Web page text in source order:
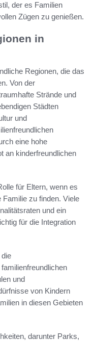
der es Familien
Zügen zu genießen.
in
Regionen, die das
Von der
Strände und
Städten
und
eine hohe
an kinderfreundlichen
für Eltern, wenn es
zu finden. Viele
und ein
für die Integration
und
von Kindern
in diesen Gebieten
darunter Parks,